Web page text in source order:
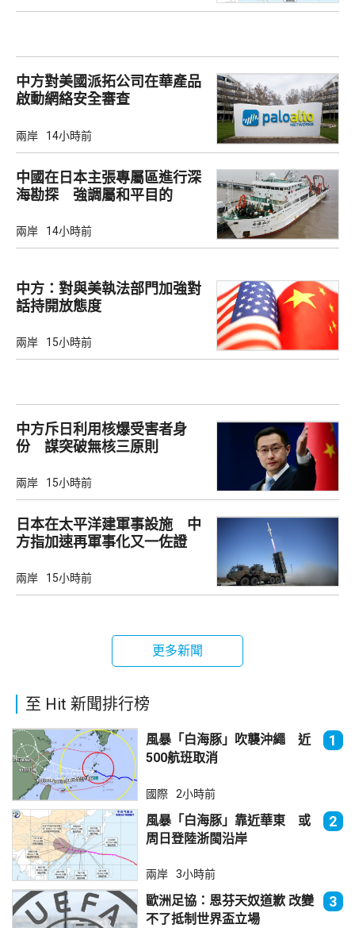
中方對美國派拓公司在華產品
啟動網絡安全審查
兩岸 14小時前
中國在日本主張專屬區進行深
海勘探 強調屬和平目的
兩岸 14小時前
中方：對與美執法部門加強對
話持開放態度
兩岸 15小時前
中方斥日利用核爆受害者身
份 謀突破無核三原則
兩岸 15小時前
日本在太平洋建軍事設施 中
方指加速再軍事化又一佐證
兩岸 15小時前
更多新聞
至 Hit 新聞排行榜
風暴「白海豚」吹襲沖繩 近
500航班取消
1
國際 2小時前
風暴「白海豚」靠近華東 或
周日登陸浙閩沿岸
2
兩岸 3小時前
歐洲足協：恩芬天奴道歉 改變
不了抵制世界盃立場
3